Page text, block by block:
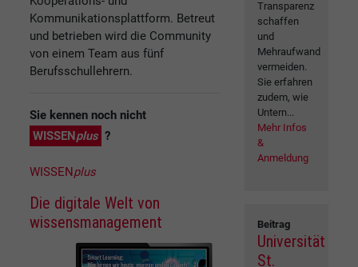
Kommunikationsplattform. Betreut
und betrieben wird die Community
von einem Team aus fünf
Berufsschullehrern.
Sie kennen noch nicht
WISSENplus ?
WISSENplus
Die digitale Welt von
wissensmanagement
Transparenz
schaffen
und
Mehraufwand
vermeiden.
Sie erfahren
zudem, wie
Untern...
Mehr Infos
&
Anmeldung
Beitrag
Universität
St.